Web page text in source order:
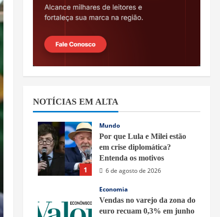
NOTÍCIAS EM ALTA
1
Mundo
Por que Lula e Milei estão
em crise diplomática?
Entenda os motivos
6 de agosto de 2026
Economia
Vendas no varejo da zona do
euro recuam 0,3% em junho